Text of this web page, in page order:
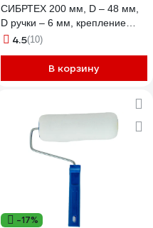
СИБРТЕХ 200 мм, D – 48 мм,
D ручки – 6 мм, крепление
шплинтом 80143
4.5(10)
В корзину
-17%